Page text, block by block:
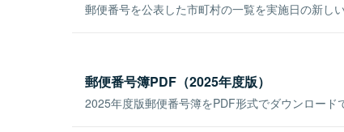
郵便番号を公表した市町村の一覧を実施日の新し
郵便番号簿PDF（2025年度版）
2025年度版郵便番号簿をPDF形式でダウンロード